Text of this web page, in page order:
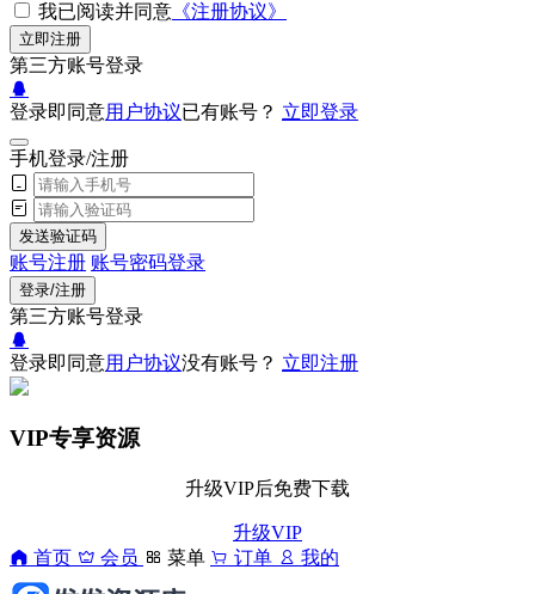
我已阅读并同意 《注册协议》
立即注册
第三方账号登录
登录即同意用户协议已有账号？ 立即登录
手机登录/注册
发送验证码
账号注册 账号密码登录
登录/注册
第三方账号登录
登录即同意用户协议没有账号？ 立即注册
VIP专享资源
升级VIP后免费下载
升级VIP
首页
会员 菜单 订单 我的